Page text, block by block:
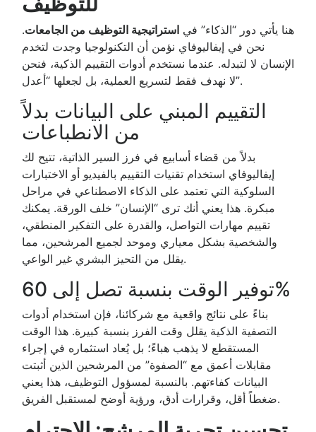
هنا يأتي دور “الذكاء” في استراتيجية التوظيف من الجامعات.
نحن في إيفاليوفاي نؤمن أن التكنولوجيا وجدت لتخدم
الإنسان لا لتبدله. عندما نستخدم أدوات التقييم الذكية، فنحن
لا نهدف فقط لتسريع العملية، بل لجعلها “أعدل”.
التقييم المبني على البيانات بدلاً
من الانطباعات
بدلاً من قضاء أسابيع في فرز السير الذاتية، تتيح لك
إيفاليوفاي استخدام تقنيات التقييم بالفيديو أو الاختبارات
السلوكية التي تعتمد على الذكاء الاصطناعي في مراحل
مبكرة. هذا يعني أنك ترى “الإنسان” خلف الورقة. يمكنك
تقييم مهارات التواصل، والقدرة على التفكير المنطقي،
والشخصية بشكل معياري وموحد لجميع المرشحين، مما
يقلل من التحيز البشري غير الواعي.
توفير الوقت بنسبة تصل إلى 60%
بناءً على نتائج واقعية مع شركائنا، فإن استخدام أدوات
التصفية الذكية يقلل وقت الفرز بنسبة كبيرة. هذا الوقت
المستقطع لا يذهب هباءً؛ بل يُعاد استثماره في إجراء
مقابلات أعمق مع “الصفوة” من المرشحين الذين أثبتت
البيانات كفاءتهم. بالنسبة لمسؤول التوظيف، هذا يعني
ضغطاً أقل، وقرارات أدق، ورؤية أوضح لمستقبل الفريق.